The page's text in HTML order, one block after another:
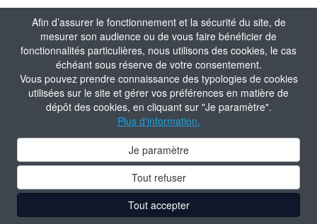
Afin d’assurer le fonctionnement et la sécurité du site, de
mesurer son audience ou de vous faire bénéficier de
fonctionnalités particulières, nous utilisons des cookies, le cas
échéant sous réserve de votre consentement.
Vous pouvez prendre connaissance des typologies de cookies
utilisées sur le site et gérer vos préférences en matière de
dépôt des cookies, en cliquant sur "Je paramètre".
Plus d'information.
Je paramètre
Tout refuser
Tout accepter